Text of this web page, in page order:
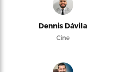
Dennis Dávila
Cine